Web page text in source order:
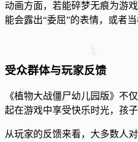
动画方面，若能碎梦无痕为游
能会露出“委屈”的表情，或者
受众群体与玩家反馈
《植物大战僵尸幼儿园版》不
起在游戏中享受快乐时光，孩
从玩家的反馈来看，大多数人